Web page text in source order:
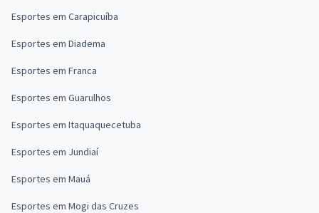
Esportes em Carapicuíba
Esportes em Diadema
Esportes em Franca
Esportes em Guarulhos
Esportes em Itaquaquecetuba
Esportes em Jundiaí
Esportes em Mauá
Esportes em Mogi das Cruzes